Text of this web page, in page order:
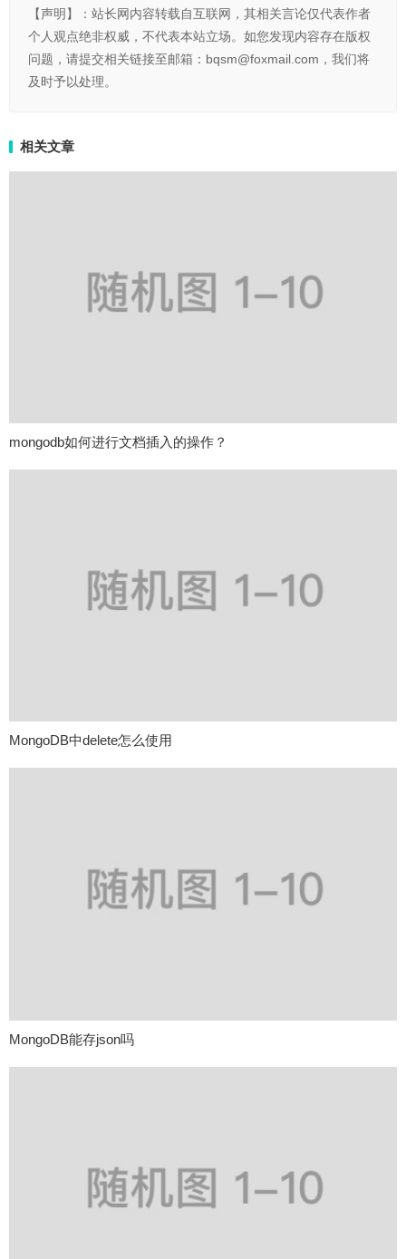
【声明】：站长网内容转载自互联网，其相关言论仅代表作者
个人观点绝非权威，不代表本站立场。如您发现内容存在版权
问题，请提交相关链接至邮箱：bqsm@foxmail.com，我们将
及时予以处理。
相关文章
mongodb如何进行文档插入的操作？
MongoDB中delete怎么使用
MongoDB能存json吗